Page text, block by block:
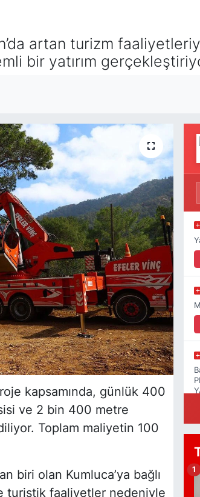
artan turizm
bir yatırım
kapsamında, günlük 400
ve 2 bin 400 metre
Toplam maliyetin 100
biri olan Kumluca’ya bağlı
turistik faaliyetler nedeniyle
1